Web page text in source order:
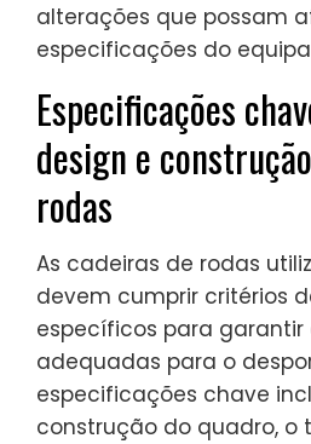
alterações que possam
especificações do
Especificações
design e
rodas
As cadeiras de rodas
devem cumprir critérios
específicos para garantir
adequadas para o
especificações chave
construção do quadro, o